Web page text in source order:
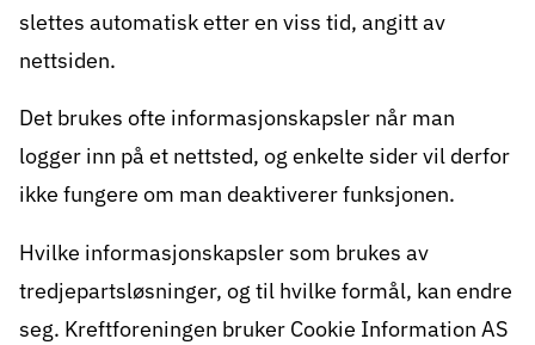
slettes automatisk etter en viss tid, angitt av
nettsiden.
Det brukes ofte informasjonskapsler når man
logger inn på et nettsted, og enkelte sider vil derfor
ikke fungere om man deaktiverer funksjonen.
Hvilke informasjonskapsler som brukes av
tredjepartsløsninger, og til hvilke formål, kan endre
seg. Kreftforeningen bruker Cookie Information AS